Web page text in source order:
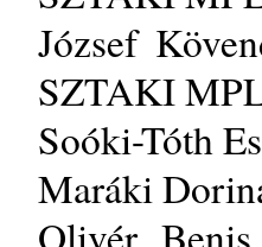
József
SZTAKI
Soóki-Tóth
Maráki
Olivér